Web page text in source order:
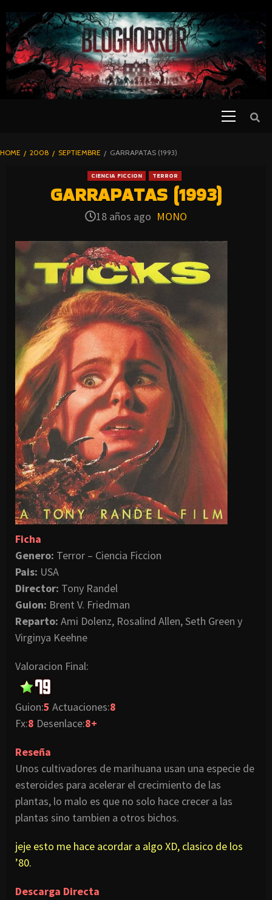
TO
CONTENT
BLOGHORROR
HOME 2008 SEPTIEMBRE GARRAPATAS (1993)
CIENCIA FICCION TERROR
GARRAPATAS (1993)
18 años ago MONO
Ficha
Genero: Terror – Ciencia Ficcion
Pais: USA
Director: Tony Randel
Guion: Brent V. Friedman
Reparto: Ami Dolenz, Rosalind Allen, Seth Green y
Virginya Keehne
Valoracion Final:
Guion:5 Actuaciones:8
Fx:8 Desenlace:8+
Reseña
Unos cultivadores de marihuana usan una especie de
esteroides para acelerar el crecimiento de las
plantas, lo malo es que no solo hace crecer a las
plantas sino tambien a otros bichos.
jeje esto me hace acordar a algo XD, clasico de los
’80.
Descarga Directa